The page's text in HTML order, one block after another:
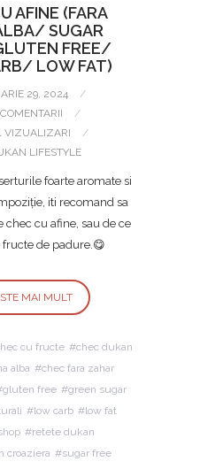
AFINE (FARA
SUGAR
FREE/
LOW FAT)
29, 2024
VIZUALIZARI
LIFESTYLE
foarte aromate si
iti recomand sa
chec cu afine, sau de ce
fructe de padure.😋
MAI MULT
cu fructe
chec dukan
alba
chec fara zahar
gluten free
green sugar
low carb
low fat
retete dukan
croaziera
sugar free